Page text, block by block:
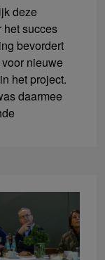
deze
het succes
bevordert
nieuwe
het project.
daarmee